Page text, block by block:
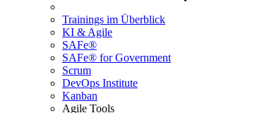
Trainings im Überblick
KI & Agile
SAFe®
SAFe® for Government
Scrum
DevOps Institute
Kanban
Agile Tools